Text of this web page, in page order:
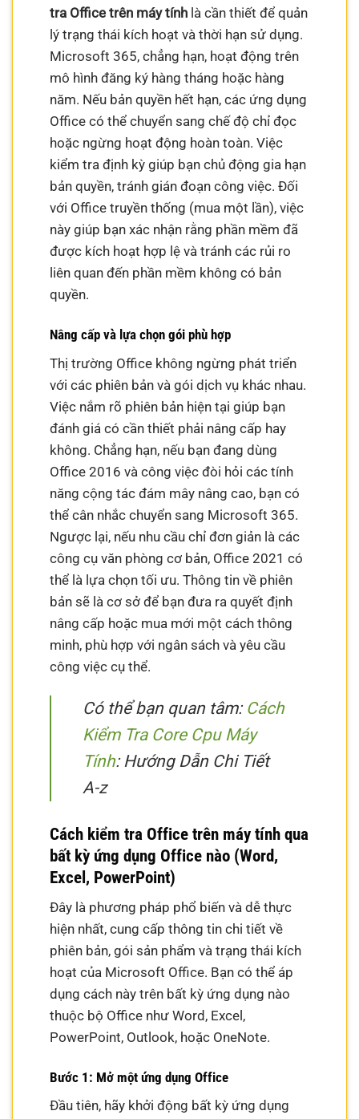
tra Office trên máy tính là cần thiết để quản
lý trạng thái kích hoạt và thời hạn sử dụng.
Microsoft 365, chẳng hạn, hoạt động trên
mô hình đăng ký hàng tháng hoặc hàng
năm. Nếu bản quyền hết hạn, các ứng dụng
Office có thể chuyển sang chế độ chỉ đọc
hoặc ngừng hoạt động hoàn toàn. Việc
kiểm tra định kỳ giúp bạn chủ động gia hạn
bản quyền, tránh gián đoạn công việc. Đối
với Office truyền thống (mua một lần), việc
này giúp bạn xác nhận rằng phần mềm đã
được kích hoạt hợp lệ và tránh các rủi ro
liên quan đến phần mềm không có bản
quyền.
Nâng cấp và lựa chọn gói phù hợp
Thị trường Office không ngừng phát triển
với các phiên bản và gói dịch vụ khác nhau.
Việc nắm rõ phiên bản hiện tại giúp bạn
đánh giá có cần thiết phải nâng cấp hay
không. Chẳng hạn, nếu bạn đang dùng
Office 2016 và công việc đòi hỏi các tính
năng cộng tác đám mây nâng cao, bạn có
thể cân nhắc chuyển sang Microsoft 365.
Ngược lại, nếu nhu cầu chỉ đơn giản là các
công cụ văn phòng cơ bản, Office 2021 có
thể là lựa chọn tối ưu. Thông tin về phiên
bản sẽ là cơ sở để bạn đưa ra quyết định
nâng cấp hoặc mua mới một cách thông
minh, phù hợp với ngân sách và yêu cầu
công việc cụ thể.
Có thể bạn quan tâm: Cách
Kiểm Tra Core Cpu Máy
Tính: Hướng Dẫn Chi Tiết
A-z
Cách kiểm tra Office trên máy tính qua
bất kỳ ứng dụng Office nào (Word,
Excel, PowerPoint)
Đây là phương pháp phổ biến và dễ thực
hiện nhất, cung cấp thông tin chi tiết về
phiên bản, gói sản phẩm và trạng thái kích
hoạt của Microsoft Office. Bạn có thể áp
dụng cách này trên bất kỳ ứng dụng nào
thuộc bộ Office như Word, Excel,
PowerPoint, Outlook, hoặc OneNote.
Bước 1: Mở một ứng dụng Office
Đầu tiên, hãy khởi động bất kỳ ứng dụng